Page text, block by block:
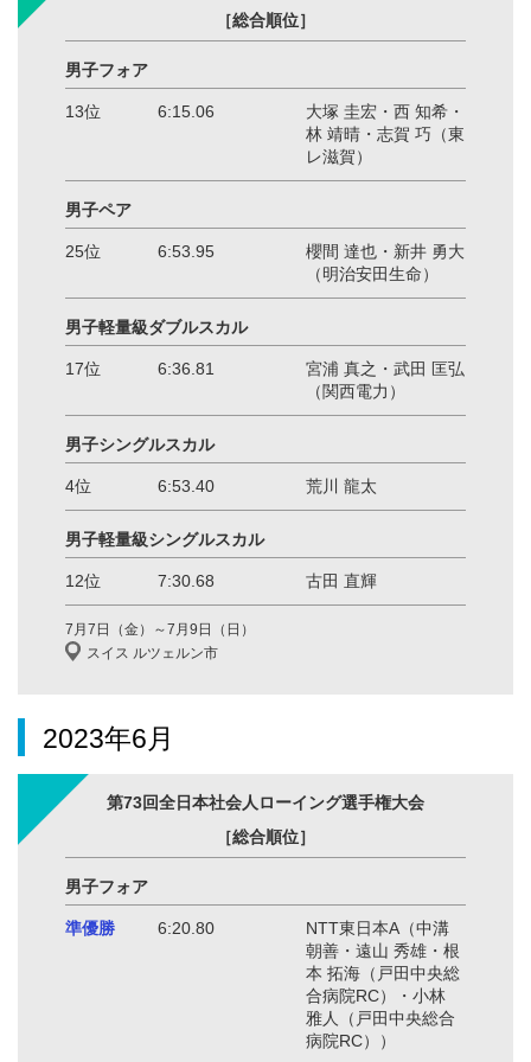
［総合順位］
男子フォア
13位 6:15.06
大塚 圭宏・西 知希・
林 靖晴・志賀 巧（東
レ滋賀）
男子ペア
25位 6:53.95
櫻間 達也・新井 勇大
（明治安田生命）
男子軽量級ダブルスカル
17位 6:36.81
宮浦 真之・武田 匡弘
（関西電力）
男子シングルスカル
4位 6:53.40 荒川 龍太
男子軽量級シングルスカル
12位 7:30.68 古田 直輝
7月7日（金）～7月9日（日）
スイス ルツェルン市
2023年6月
第73回全日本社会人ローイング選手権大会
［総合順位］
男子フォア
準優勝 6:20.80
NTT東日本A（中溝
朝善・遠山 秀雄・根
本 拓海（戸田中央総
合病院RC）・小林
雅人（戸田中央総合
病院RC））